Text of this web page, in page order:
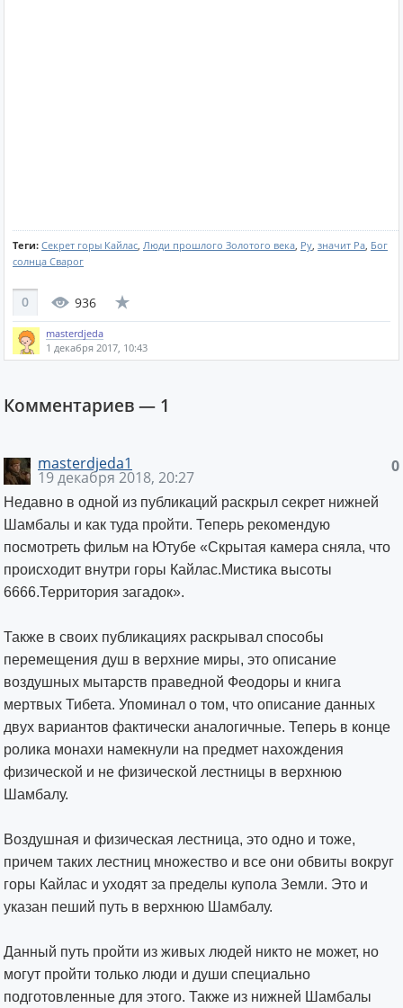
Теги: Секрет горы Кайлас Люди прошлого Золотого века Ру значит Ра Бог
солнца Сварог
0 936
masterdjeda
1 декабря 2017, 10:43
Комментариев — 1
0
masterdjeda1
19 декабря 2018, 20:27
Недавно в одной из публикаций раскрыл секрет нижней
Шамбалы и как туда пройти. Теперь рекомендую
посмотреть фильм на Ютубе «Скрытая камера сняла, что
происходит внутри горы Кайлас.Мистика высоты
6666.Территория загадок».
Также в своих публикациях раскрывал способы
перемещения душ в верхние миры, это описание
воздушных мытарств праведной Феодоры и книга
мертвых Тибета. Упоминал о том, что описание данных
двух вариантов фактически аналогичные. Теперь в конце
ролика монахи намекнули на предмет нахождения
физической и не физической лестницы в верхнюю
Шамбалу.
Воздушная и физическая лестница, это одно и тоже,
причем таких лестниц множество и все они обвиты вокруг
горы Кайлас и уходят за пределы купола Земли. Это и
указан пеший путь в верхнюю Шамбалу.
Данный путь пройти из живых людей никто не может, но
могут пройти только люди и души специально
подготовленные для этого. Также из нижней Шамбалы